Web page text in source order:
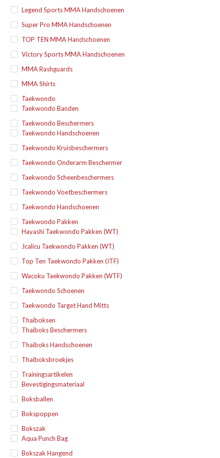
Legend Sports MMA Handschoenen
Super Pro MMA Handschoenen
TOP TEN MMA Handschoenen
Victory Sports MMA Handschoenen
MMA Rashguards
MMA Shirts
Taekwondo
Taekwondo Banden
Taekwondo Beschermers
Taekwondo Handschoenen
Taekwondo Kruisbeschermers
Taekwondo Onderarm Beschermer
Taekwondo Scheenbeschermers
Taekwondo Voetbeschermers
Taekwondo Handschoenen
Taekwondo Pakken
Hayashi Taekwondo Pakken (WT)
Jcalicu Taekwondo Pakken (WT)
Top Ten Taekwondo Pakken (ITF)
Wacoku Taekwondo Pakken (WTF)
Taekwondo Schoenen
Taekwondo Target Hand Mitts
Thaiboksen
Thaiboks Beschermers
Thaiboks Handschoenen
Thaiboksbroekjes
Trainingsartikelen
Bevestigingsmateriaal
Boksballen
Bokspoppen
Bokszak
Aqua Punch Bag
Bokszak Hangend